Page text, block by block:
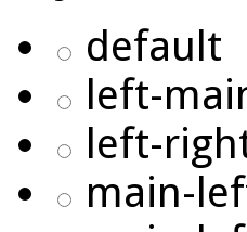
default
left-
left-
main-